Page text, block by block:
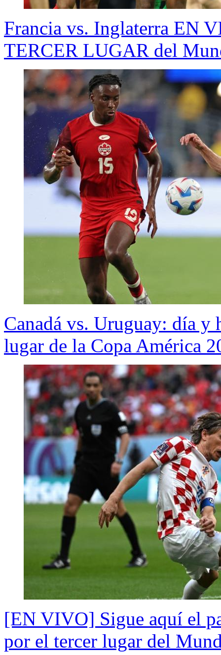
Francia vs. Inglaterra EN
TERCER LUGAR del
Canadá vs. Uruguay: día y
lugar de la Copa América
[EN VIVO] Sigue aquí el
por el tercer lugar del